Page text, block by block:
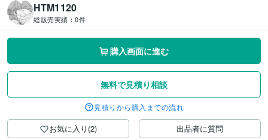
HTM1120
総販売実績： 0件
購入画面に進む
無料で見積り相談
見積りから購入までの流れ
お気に入り(2) 出品者に質問